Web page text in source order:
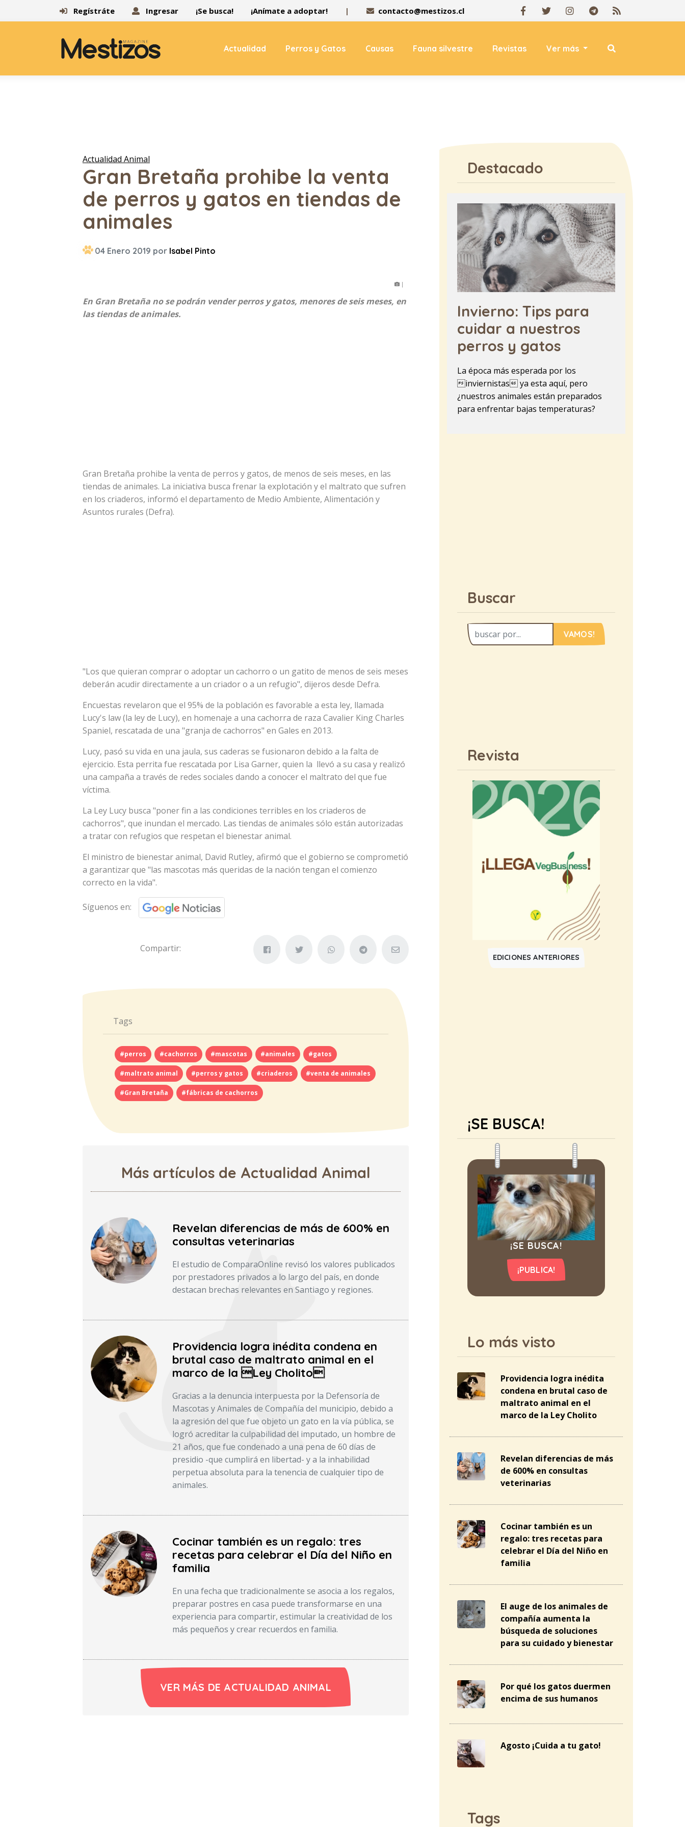
Regístráte Ingresar ¡Se busca! ¡Anímate a adoptar! | contacto@mestizos.cl
Actualidad Perros y Gatos Causas Fauna silvestre Revistas Ver más
Actualidad Animal
Gran Bretaña prohibe la venta
de perros y gatos en tiendas de
animales
04 Enero 2019 por Isabel Pinto
|
En Gran Bretaña no se podrán vender perros y gatos, menores de seis meses, en
las tiendas de animales.
Gran Bretaña prohibe la venta de perros y gatos, de menos de seis meses, en las
tiendas de animales. La iniciativa busca frenar la explotación y el maltrato que sufren
en los criaderos, informó el departamento de Medio Ambiente, Alimentación y
Asuntos rurales (Defra).
"Los que quieran comprar o adoptar un cachorro o un gatito de menos de seis meses
deberán acudir directamente a un criador o a un refugio", dijeros desde Defra.
Encuestas revelaron que el 95% de la población es favorable a esta ley, llamada
Lucy's law (la ley de Lucy), en homenaje a una cachorra de raza Cavalier King Charles
Spaniel, rescatada de una "granja de cachorros" en Gales en 2013.
Lucy, pasó su vida en una jaula, sus caderas se fusionaron debido a la falta de
ejercicio. Esta perrita fue rescatada por Lisa Garner, quien la llevó a su casa y realizó
una campaña a través de redes sociales dando a conocer el maltrato del que fue
víctima.
La Ley Lucy busca "poner fin a las condiciones terribles en los criaderos de
cachorros", que inundan el mercado. Las tiendas de animales sólo están autorizadas
a tratar con refugios que respetan el bienestar animal.
El ministro de bienestar animal, David Rutley, afirmó que el gobierno se comprometió
a garantizar que "las mascotas más queridas de la nación tengan el comienzo
correcto en la vida".
Síguenos en:
Compartir:
Tags
#perros #cachorros #mascotas #animales #gatos
#maltrato animal #perros y gatos #criaderos #venta de animales
#Gran Bretaña #fábricas de cachorros
Más artículos de Actualidad Animal
Revelan diferencias de más de 600% en
consultas veterinarias
El estudio de ComparaOnline revisó los valores publicados
por prestadores privados a lo largo del país, en donde
destacan brechas relevantes en Santiago y regiones.
Providencia logra inédita condena en
brutal caso de maltrato animal en el
marco de la Ley Cholito
Gracias a la denuncia interpuesta por la Defensoría de
Mascotas y Animales de Compañía del municipio, debido a
la agresión del que fue objeto un gato en la vía pública, se
logró acreditar la culpabilidad del imputado, un hombre de
21 años, que fue condenado a una pena de 60 días de
presidio -que cumplirá en libertad- y a la inhabilidad
perpetua absoluta para la tenencia de cualquier tipo de
animales.
Cocinar también es un regalo: tres
recetas para celebrar el Día del Niño en
familia
En una fecha que tradicionalmente se asocia a los regalos,
preparar postres en casa puede transformarse en una
experiencia para compartir, estimular la creatividad de los
más pequeños y crear recuerdos en familia.
VER MÁS DE ACTUALIDAD ANIMAL
Destacado
Invierno: Tips para
cuidar a nuestros
perros y gatos
La época más esperada por los
inviernistas ya esta aquí, pero
¿nuestros animales están preparados
para enfrentar bajas temperaturas?
Buscar
VAMOS!
Revista
EDICIONES ANTERIORES
¡SE BUSCA!
¡SE BUSCA!
¡PUBLICA!
Lo más visto
Providencia logra inédita
condena en brutal caso de
maltrato animal en el
marco de la Ley Cholito
Revelan diferencias de más
de 600% en consultas
veterinarias
Cocinar también es un
regalo: tres recetas para
celebrar el Día del Niño en
familia
El auge de los animales de
compañía aumenta la
búsqueda de soluciones
para su cuidado y bienestar
Por qué los gatos duermen
encima de sus humanos
Agosto ¡Cuida a tu gato!
Tags